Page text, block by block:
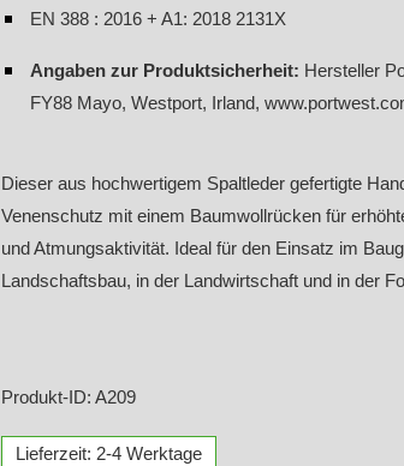
EN 388 : 2016 + A1: 2018 2131X
Angaben zur Produktsicherheit: Hersteller
FY88 Mayo, Westport, Irland,
Dieser aus hochwertigem Spaltleder gefertigte
Venenschutz mit einem Baumwollrücken für
und Atmungsaktivität. Ideal für den Einsatz im
Landschaftsbau, in der Landwirtschaft und in der
Produkt-ID: A209
Lieferzeit: 2-4 Werktage